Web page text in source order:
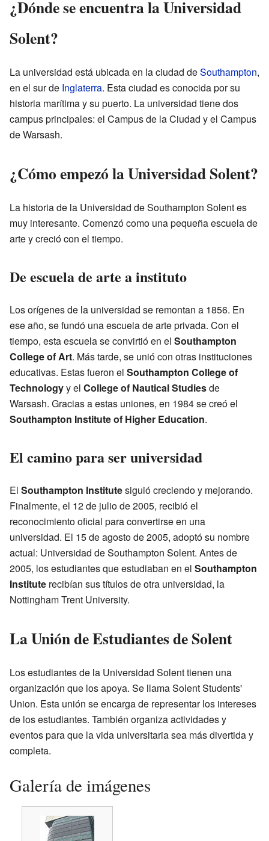
¿Dónde se encuentra la Universidad
Solent?
La universidad está ubicada en la ciudad deSouthampton,
en el sur de Inglaterra. Esta ciudad es conocida por su
historia marítima y su puerto. La universidad tiene dos
campus principales: el Campus de la Ciudad y el Campus
de Warsash.
¿Cómo empezó la Universidad Solent?
La historia de la Universidad de Southampton Solent es
muy interesante. Comenzó como una pequeña escuela de
arte y creció con el tiempo.
De escuela de arte a instituto
Los orígenes de la universidad se remontan a 1856. En
ese año, se fundó una escuela de arte privada. Con el
tiempo, esta escuela se convirtió en el Southampton
College of Art. Más tarde, se unió con otras instituciones
educativas. Estas fueron el Southampton College of
Technologyy el College of Nautical Studiesde
Warsash. Gracias a estas uniones, en 1984 se creó el
Southampton Institute of Higher Education.
El camino para ser universidad
El Southampton Institutesiguió creciendo y mejorando.
Finalmente, el 12 de julio de 2005, recibió el
reconocimiento oficial para convertirse en una
universidad. El 15 de agosto de 2005, adoptó su nombre
actual: Universidad de Southampton Solent. Antes de
2005, los estudiantes que estudiaban en el Southampton
Institute recibían sus títulos de otra universidad, la
Nottingham Trent University.
La Unión de Estudiantes de Solent
Los estudiantes de la Universidad Solent tienen una
organización que los apoya. Se llama Solent Students'
Union. Esta unión se encarga de representar los intereses
de los estudiantes. También organiza actividades y
eventos para que la vida universitaria sea más divertida y
completa.
Galería de imágenes